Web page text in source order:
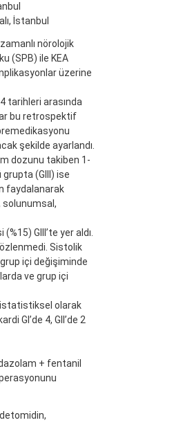
İstanbul
nörolojik
(SPB) ile KEA
üzerine
tarihleri arasında
bu retrospektif
şekilde ayarlandı.
dozunu takiben 1-
(GIII) ise
faydalanarak
solunumsal,
(%15) GIII’te yer aldı.
Sistolik
içi değişiminde
ve grup içi
istatistiksel olarak
GI’de 4, GII’de 2
+ fentanil